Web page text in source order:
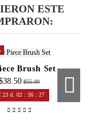
ESTE
Brush Set
$55.00
23 d. 02 :36 :27